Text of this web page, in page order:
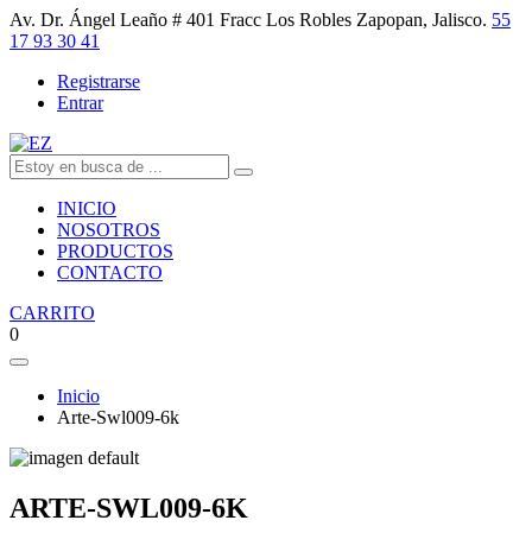
Av. Dr. Ángel Leaño # 401 Fracc Los Robles Zapopan, Jalisco. 55
17 93 30 41
Registrarse
Entrar
INICIO
NOSOTROS
PRODUCTOS
CONTACTO
CARRITO
0
Inicio
Arte-Swl009-6k
ARTE-SWL009-6K